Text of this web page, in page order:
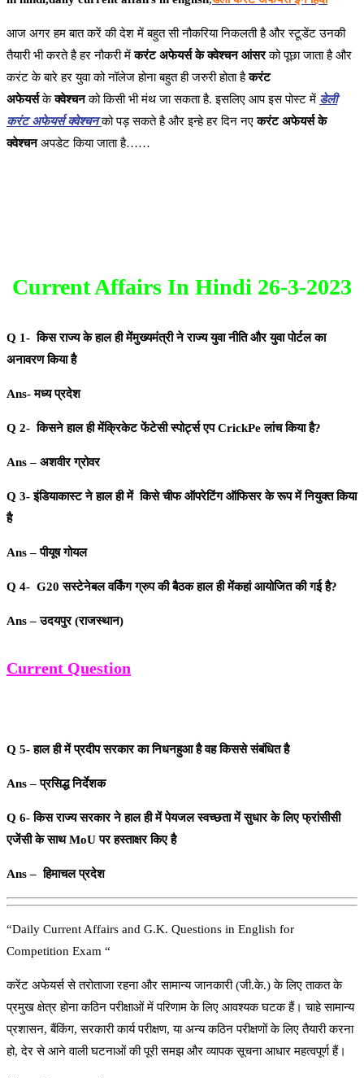
आज अगर हम बात करें की देश में बहुत सी नौकरिया निकलती है और स्टूडेंट उनकी
तैयारी भी करते है हर नौकरी मेंकरंट अफेयर्स के क्वेश्चन आंसरको पूछा जाता है और
करंट के बारे हर युवा को नॉलेज होना बहुत ही जरुरी होता हैकरंट
अफेयर्सकेक्वेश्चनको किसी भी मंथ जा सकता है. इसलिए आप इस पोस्ट में डेली
करंट अफेयर्स क्वेश्चन को पड़ सकते है और इन्हे हर दिन नएकरंट अफेयर्स के
क्वेश्चनअपडेट किया जाता है……
Current Affairs In Hindi 26-3-2023
Q 1- किस राज्य के हाल ही मेंमुख्यमंत्री ने राज्य युवा नीति और युवा पोर्टल का
अनावरण किया है
Ans- मध्य प्रदेश
Q 2- किसने हाल ही मेंक्रिकेट फेंटेसी स्पोर्ट्स एप CrickPe लांच किया है?
Ans – अशवीर ग्रोवर
Q 3- इंडियाकास्ट ने हाल ही में किसे चीफ ऑपरेटिंग ऑफिसर के रूप में नियुक्त किया
है
Ans – पीयूष गोयल
Q 4- G20 सस्टेनेबल वर्किंग ग्रुप की बैठक हाल ही मेंकहां आयोजित की गई है?
Ans – उदयपुर (राजस्थान)
Current Question
Q 5- हाल ही में प्रदीप सरकार का निधनहुआ है वह किससे संबंधित है
Ans – प्रसिद्ध निर्देशक
Q 6- किस राज्य सरकार ने हाल ही में पेयजल स्वच्छता में सुधार के लिए फ्रांसीसी
एजेंसी के साथ MoU पर हस्ताक्षर किए है
Ans – हिमाचल प्रदेश
“Daily Current Affairs and G.K. Questions in English for
Competition Exam “
करेंट अफेयर्स से तरोताजा रहना और सामान्य जानकारी (जी.के.) के लिए ताकत के
प्रमुख क्षेत्र होना कठिन परीक्षाओं में परिणाम के लिए आवश्यक घटक हैं। चाहे सामान्य
प्रशासन, बैंकिंग, सरकारी कार्य परीक्षण, या अन्य कठिन परीक्षणों के लिए तैयारी करना
हो, देर से आने वाली घटनाओं की पूरी समझ और व्यापक सूचना आधार महत्वपूर्ण हैं।